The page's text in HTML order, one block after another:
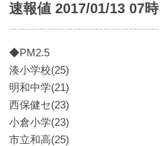
速報値 2017/01/13 07時
◆PM2.5
湊小学校(25)
明和中学(21)
西保健セ(23)
小倉小学(23)
市立和高(25)